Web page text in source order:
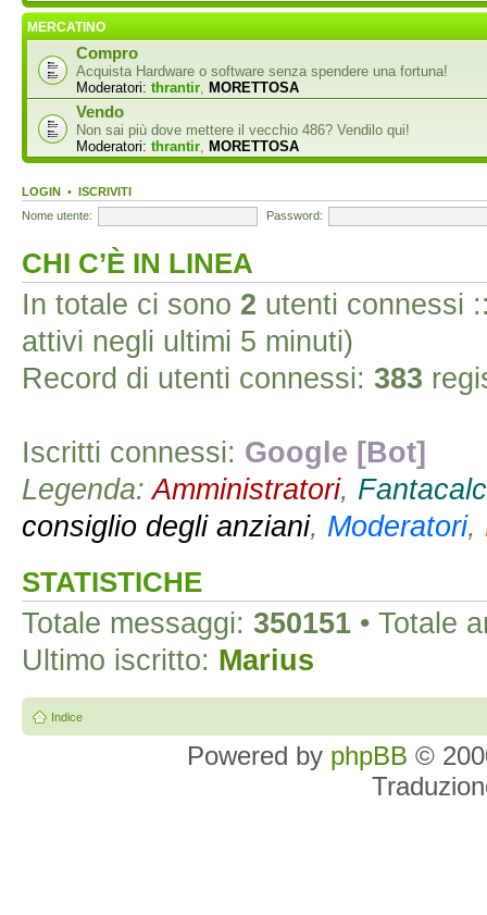
MERCATINO
Compro
Acquista Hardware o software senza spendere una fortuna!
Moderatori: thrantir, MORETTOSA
Vendo
Non sai più dove mettere il vecchio 486? Vendilo qui!
Moderatori: thrantir, MORETTOSA
LOGIN • ISCRIVITI
Nome utente:
Password:
CHI C’È IN LINEA
In totale ci sono 2 utenti connessi
attivi negli ultimi 5 minuti)
Record di utenti connessi: 383
Iscritti connessi: Google [Bot]
Legenda:Amministratori,
consiglio degli anziani, Moderatori,
STATISTICHE
Totale messaggi: 350151 • Totale
Ultimo iscritto: Marius
Indice
Powered by phpBB ©